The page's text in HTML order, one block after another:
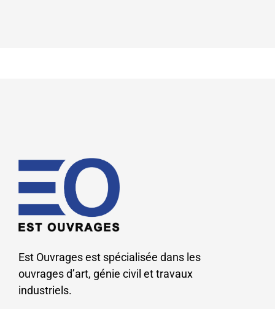
Est Ouvrages est spécialisée dans les
ouvrages d’art, génie civil et travaux
industriels.